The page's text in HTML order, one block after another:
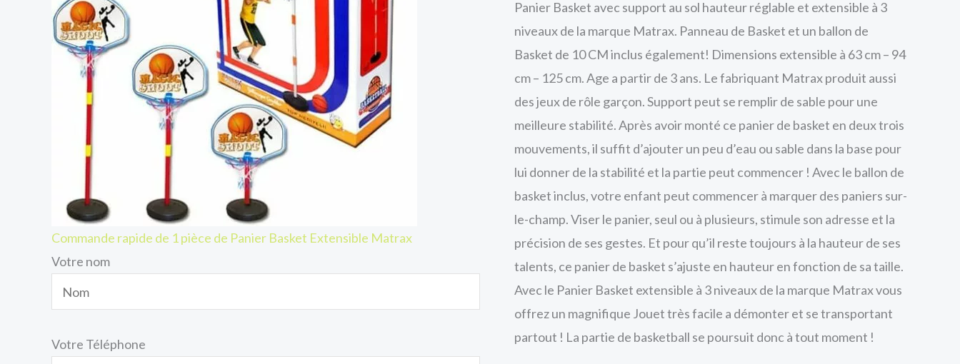
Commande rapide de 1 pièce de Panier Basket Extensible Matrax
Votre nom
Votre Téléphone
Panier Basket avec support au sol hauteur réglable et extensible à 3
niveaux de la marque Matrax. Panneau de Basket et un ballon de
Basket de 10 CM inclus également! Dimensions extensible à 63 cm – 94
cm – 125 cm. Age a partir de 3 ans. Le fabriquant Matrax produit aussi
des jeux de rôle garçon. Support peut se remplir de sable pour une
meilleure stabilité. Après avoir monté ce panier de basket en deux trois
mouvements, il suffit d’ajouter un peu d’eau ou sable dans la base pour
lui donner de la stabilité et la partie peut commencer ! Avec le ballon de
basket inclus, votre enfant peut commencer à marquer des paniers sur-
le-champ. Viser le panier, seul ou à plusieurs, stimule son adresse et la
précision de ses gestes. Et pour qu’il reste toujours à la hauteur de ses
talents, ce panier de basket s’ajuste en hauteur en fonction de sa taille.
Avec le Panier Basket extensible à 3 niveaux de la marque Matrax vous
offrez un magnifique Jouet très facile a démonter et se transportant
partout ! La partie de basketball se poursuit donc à tout moment !